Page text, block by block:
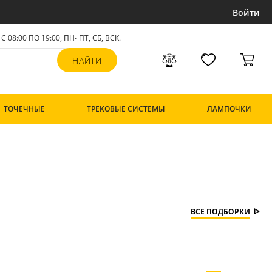
Войти
С 08:00 ПО 19:00, ПН- ПТ, СБ, ВСК.
ТОЧЕЧНЫЕ ТРЕКОВЫЕ СИСТЕМЫ ЛАМПОЧКИ
ВСЕ ПОДБОРКИ